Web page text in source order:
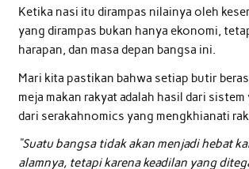
Ketika nasi itu dirampas nilainya oleh
yang dirampas bukan hanya ekonomi,
harapan, dan masa depan bangsa ini.
Mari kita pastikan bahwa setiap butir
meja makan rakyat adalah hasil dari sistem
dari serakahnomics yang mengkhianati
“Suatu bangsa tidak akan menjadi hebat
alamnya, tetapi karena keadilan yang